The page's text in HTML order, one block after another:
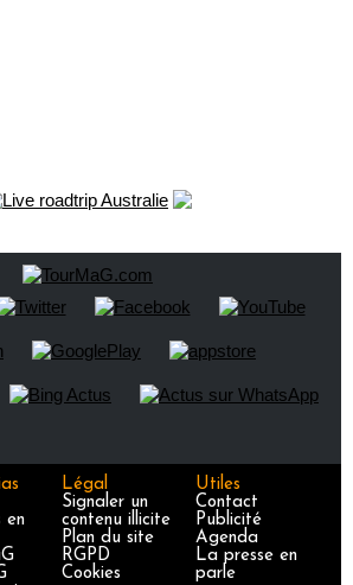
en
Légal
Signaler un
contenu illicite
Plan du site
RGPD
Cookies
Utiles
Contact
Publicité
Agenda
La presse en
parle